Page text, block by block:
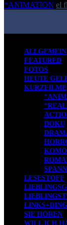
*ANIMATION el
ALLGEMEIN
FEATURED
FOTOS
HEUTE
KURZFILME
DOKU
LESESTOFF
SIE HÖREN
WILL ICH